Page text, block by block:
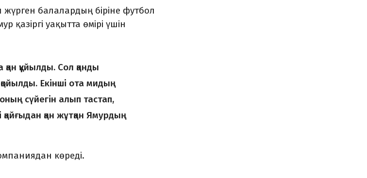
жүрген балалардың біріне футбол
уақытта өмірі үшін
құйылды. Сол қанды
Екінші ота мидың
сүйегін алып тастап,
қан жұтқан Ямурдың
көреді.